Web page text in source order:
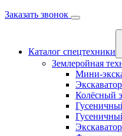
Заказать звонок
Каталог спецтехники
Землеройная
Мини-
Колёсный